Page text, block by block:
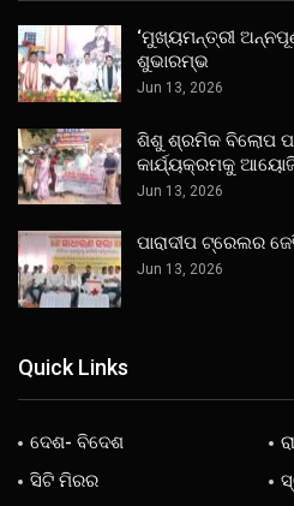
‘ମୁଖ୍ୟମନ୍ତ୍ରୀ
ଶୁଭାରମ୍ଭ
Jun 13, 2026
ଶିଶୁ ଶ୍ରମିକ ବିଲୋପ
କାର୍ଯ୍ୟକ୍ରମକୁ
Jun 13, 2026
ପାରାଦୀପ ଟ୍ରେଲର
Jun 13, 2026
Quick Links
ଦେଶ- ବିଦେଶ
ସିଟି ମିରର